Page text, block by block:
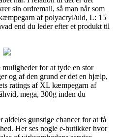
sin ordremail, så man når som
af polyacryl/uld, L: 15
end du leder efter et produkt til
for at tyde en stor
og af den grund er det en hjælp,
ratings af XL kæmpegarn af
mega, 300g inden du
gunstige chancer for at få
Her ses nogle e-butikker hvor